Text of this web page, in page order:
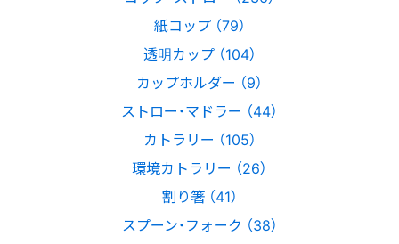
紙コップ （79）
透明カップ （104）
カップホルダー （9）
ストロー・マドラー （44）
カトラリー （105）
環境カトラリー （26）
割り箸 （41）
スプーン・フォーク （38）